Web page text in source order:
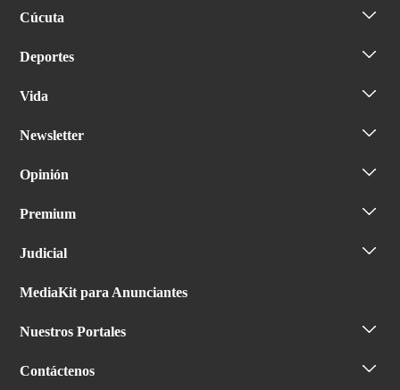
Cúcuta
Deportes
Vida
Newsletter
Opinión
Premium
Judicial
MediaKit para Anunciantes
Nuestros Portales
Contáctenos